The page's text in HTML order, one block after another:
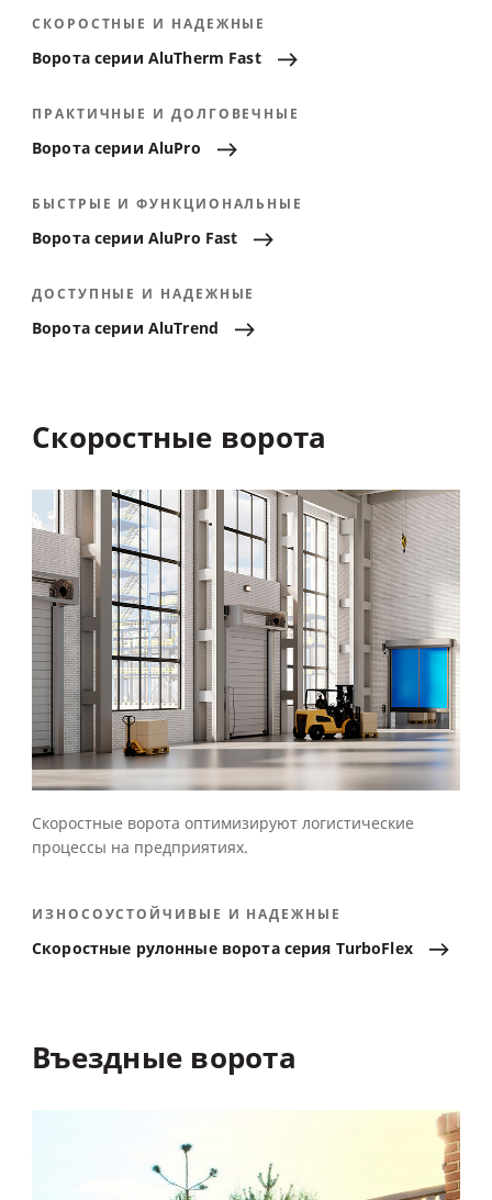
СКОРОСТНЫЕ И НАДЕЖНЫЕ
Воротасерии AluTherm Fast
ПРАКТИЧНЫЕ И ДОЛГОВЕЧНЫЕ
Воротасерии AluPro
БЫСТРЫЕ И ФУНКЦИОНАЛЬНЫЕ
Воротасерии AluPro Fast
ДОСТУПНЫЕ И НАДЕЖНЫЕ
Воротасерии AluTrend
Скоростные ворота
ИЗНОСОУСТОЙЧИВЫЕ И НАДЕЖНЫЕ
Скоростные рулонные ворота серия TurboFlex
Скоростные ворота оптимизируют логистические
процессы на предприятиях.
Въездные ворота